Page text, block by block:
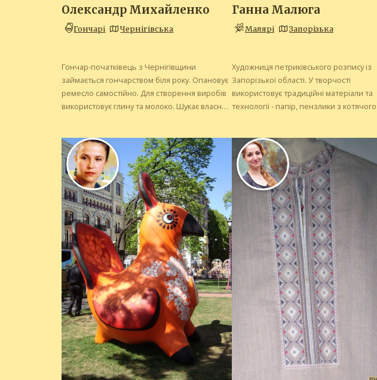
Олександр Михайленко
Гончарі Чернігівська
Гончар-початківець з Чернігівщини
займається гончарством біля року. Опановує
ремесло самостійно. Для створення виробів
використовує глину та молоко. Шукає власний
Ганна Малюга
Малярі Запорізька
Художниця петриківського розпису із
Запорізької області. У творчості
використовує традиційні матеріали та
технології - папір, пензлики з
ікони у складних техніках. Робила
замовлення для церков.